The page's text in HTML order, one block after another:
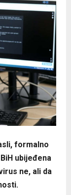
formalno
ubijeđena
ne, ali da